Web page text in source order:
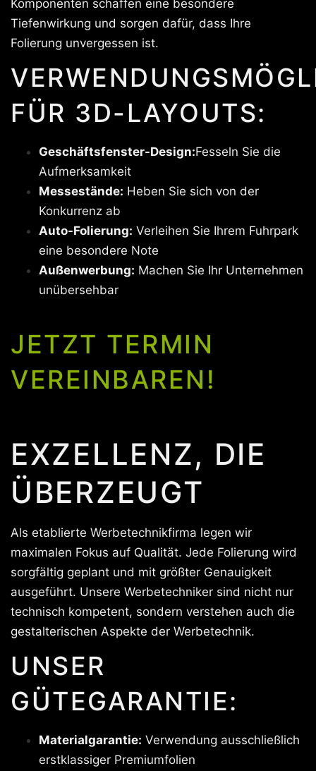
Komponenten schaffen eine besondere
Tiefenwirkung und sorgen dafür, dass Ihre
Folierung unvergessen ist.
FÜR 3D-LAYOUTS:
Geschäftsfenster-Design:Fesseln Sie die
Aufmerksamkeit
Messestände: Heben Sie sich von der
Konkurrenz ab
Auto-Folierung: Verleihen Sie Ihrem Fuhrpark
eine besondere Note
Außenwerbung: Machen Sie Ihr Unternehmen
unübersehbar
JETZT TERMIN
VEREINBAREN!
EXZELLENZ, DIE
ÜBERZEUGT
Als etablierte Werbetechnikfirma legen wir
maximalen Fokus auf Qualität. Jede Folierung wird
sorgfältig geplant und mit größter Genauigkeit
ausgeführt. Unsere Werbetechniker sind nicht nur
technisch kompetent, sondern verstehen auch die
gestalterischen Aspekte der Werbetechnik.
UNSER
GÜTEGARANTIE:
Materialgarantie: Verwendung ausschließlich
erstklassiger Premiumfolien